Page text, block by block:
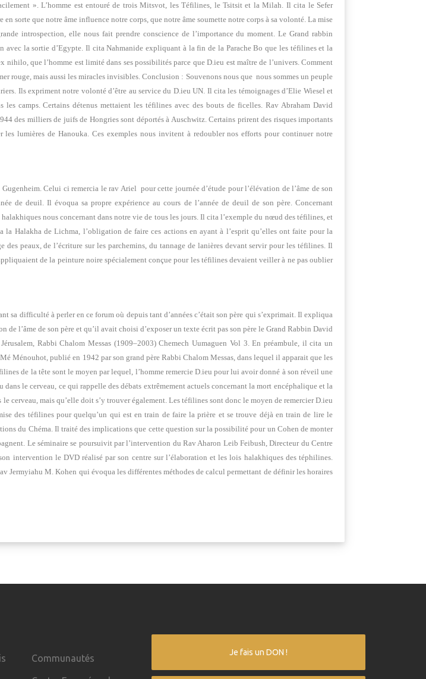
». L’homme est entouré de trois Mitsvot, les Téfilines, le Tsitsit et la Milah. Il cita le Sefer
sorte que notre âme influence notre corps, que notre âme soumette notre corps à sa volonté. La mise
introspection, elle nous fait prendre conscience de l’importance du moment. Le Grand rabbin
avec la sortie d’Egypte. Il cita Nahmanide expliquant à la fin de la Parache Bo que les téfilines et la
que l’homme est limité dans ses possibilités parce que D.ieu est maître de l’univers. Comment
rouge, mais aussi les miracles invisibles. Conclusion : Souvenons nous que nous sommes un peuple
Ils expriment notre volonté d’être au service du D.ieu UN. Il cita les témoignages d’Elie Wiesel et
les camps. Certains détenus mettaient les téfilines avec des bouts de ficelles. Rav Abraham David
des milliers de juifs de Hongries sont déportés à Auschwitz. Certains prirent des risques importants
lumières de Hanouka. Ces exemples nous invitent à redoubler nos efforts pour continuer notre
Celui ci remercia le rav Ariel pour cette journée d’étude pour l’élévation de l’âme de son
de deuil. Il évoqua sa propre expérience au cours de l’année de deuil de son père. Concernant
nous concernant dans notre vie de tous les jours. Il cita l’exemple du nœud des téfilines, et
Halakha de Lichma, l’obligation de faire ces actions en ayant à l’esprit qu’elles ont faite pour la
peaux, de l’écriture sur les parchemins, du tannage de lanières devant servir pour les téfilines. Il
de la peinture noire spécialement conçue pour les téfilines devaient veiller à ne pas oublier
sa difficulté à perler en ce forum où depuis tant d’années c’était son père qui s’exprimait. Il expliqua
de l’âme de son père et qu’il avait choisi d’exposer un texte écrit pas son père le Grand Rabbin David
Rabbi Chalom Messas (1909–2003) Chemech Uumaguen Vol 3. En préambule, il cita un
Ménouhot, publié en 1942 par son grand père Rabbi Chalom Messas, dans lequel il apparait que les
de la tête sont le moyen par lequel, l’homme remercie D.ieu pour lui avoir donné à son réveil une
le cerveau, ce qui rappelle des débats extrêmement actuels concernant la mort encéphalique et la
cerveau, mais qu’elle doit s’y trouver également. Les téfilines sont donc le moyen de remercier D.ieu
des téfilines pour quelqu’un qui est en train de faire la prière et se trouve déjà en train de lire le
du Chéma. Il traité des implications que cette question sur la possibilité pour un Cohen de monter
Le séminaire se poursuivit par l’intervention du Rav Aharon Leib Feibush, Directeur du Centre
intervention le DVD réalisé par son centre sur l’élaboration et les lois halakhiques des téphilines.
Jermyiahu M. Kohen qui évoqua les différentes méthodes de calcul permettant de définir les horaires
Communautés
Je fais un DON !